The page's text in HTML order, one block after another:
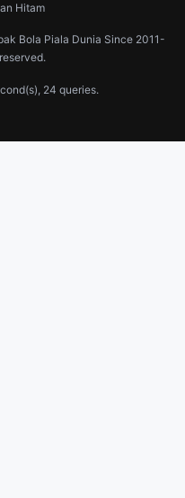
Hitam
Bola Piala Dunia Since 2011-
24 queries.